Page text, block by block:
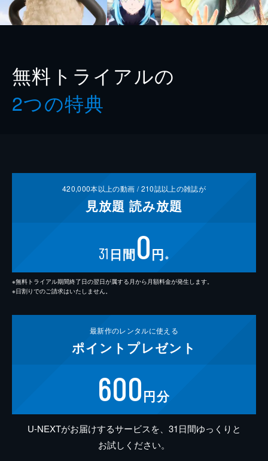
無料トライアルの
2つの特典
420,000本以上の動画 /210誌以上の雑誌が
見放題 読み放題
31 日間0円 ※
※無料トライアル期間終了日の翌日が属する月から月額料金が発生します。
※日割りでのご請求はいたしません。
最新作のレンタルに使える
ポイント プレゼント
600円分
U-NEXTがお届けするサービスを、31日間ゆっくりと
お試しください。